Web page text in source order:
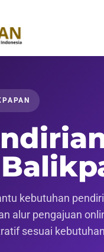
kebutuhan
alur pengajuan
sesuai